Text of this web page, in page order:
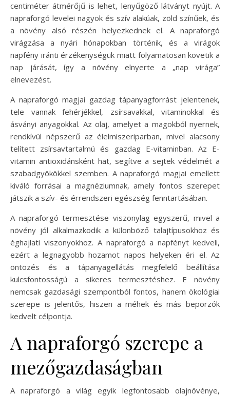
centiméter átmérőjű is lehet, lenyűgöző látványt nyújt. A
napraforgó levelei nagyok és szív alakúak, zöld színűek, és
a növény alsó részén helyezkednek el. A napraforgó
virágzása a nyári hónapokban történik, és a virágok
napfény iránti érzékenységük miatt folyamatosan követik a
nap járását, így a növény elnyerte a „nap virága”
elnevezést.
A napraforgó magjai gazdag tápanyagforrást jelentenek,
tele vannak fehérjékkel, zsírsavakkal, vitaminokkal és
ásványi anyagokkal. Az olaj, amelyet a magokból nyernek,
rendkívül népszerű az élelmiszeriparban, mivel alacsony
telített zsírsavtartalmú és gazdag E-vitaminban. Az E-
vitamin antioxidánsként hat, segítve a sejtek védelmét a
szabadgyökökkel szemben. A napraforgó magjai emellett
kiváló forrásai a magnéziumnak, amely fontos szerepet
játszik a szív- és érrendszeri egészség fenntartásában.
A napraforgó termesztése viszonylag egyszerű, mivel a
növény jól alkalmazkodik a különböző talajtípusokhoz és
éghajlati viszonyokhoz. A napraforgó a napfényt kedveli,
ezért a legnagyobb hozamot napos helyeken éri el. Az
öntözés és a tápanyagellátás megfelelő beállítása
kulcsfontosságú a sikeres termesztéshez. E növény
nemcsak gazdasági szempontból fontos, hanem ökológiai
szerepe is jelentős, hiszen a méhek és más beporzók
kedvelt célpontja.
A napraforgó szerepe a
mezőgazdaságban
A napraforgó a világ egyik legfontosabb olajnövénye,